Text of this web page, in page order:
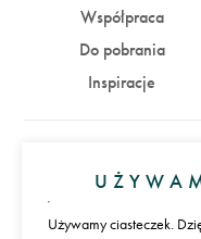
Współpraca
Do pobrania
Inspiracje
Zaloguj się
Używamy ciasteczek.